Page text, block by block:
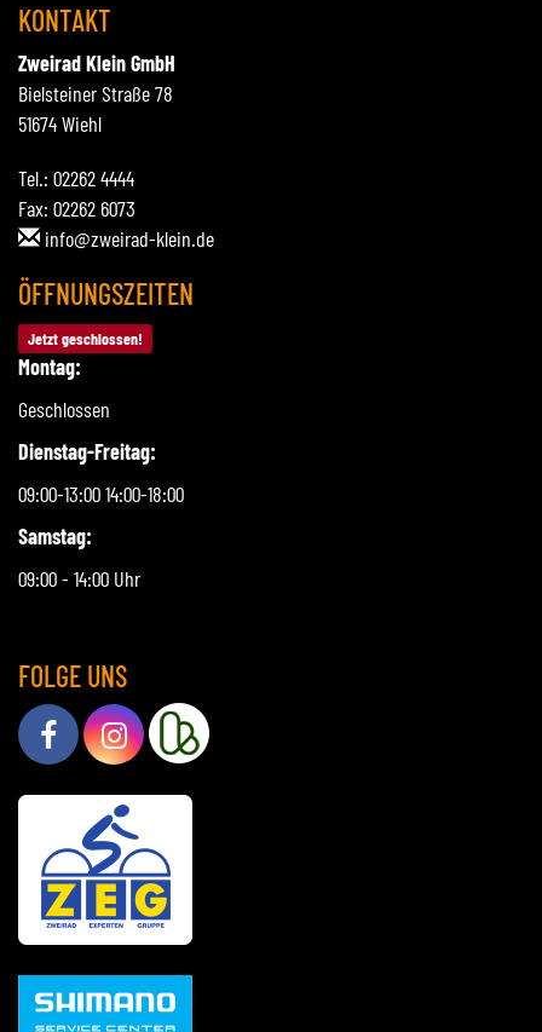
KONTAKT
Zweirad Klein GmbH
Bielsteiner Straße 78
51674 Wiehl
Tel.: 02262 4444
Fax: 02262 6073
info@zweirad-klein.de
ÖFFNUNGSZEITEN
Jetzt geschlossen!
Montag:
Geschlossen
Dienstag-Freitag:
09:00-13:00 14:00-18:00
Samstag:
09:00 - 14:00 Uhr
FOLGE UNS